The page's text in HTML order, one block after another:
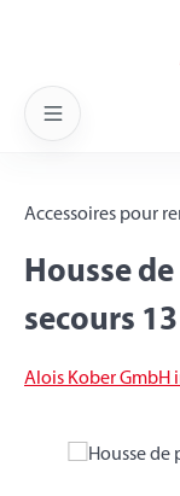
Accessoires pour
Housse
secours
Alois Kober GmbH
Skip image gallery